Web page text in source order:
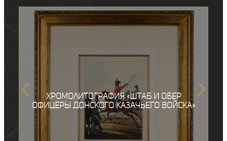
Хромолитография «Штаб и Обер
Офицеры Донского Казачьего войска»